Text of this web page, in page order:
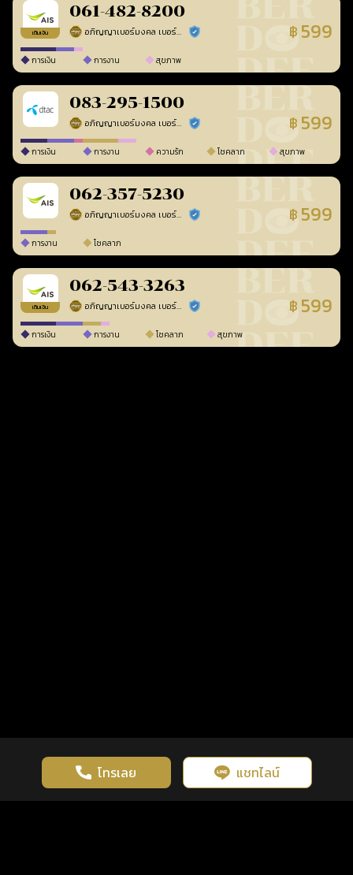
เติมเงิน
061-482-8200
อภิญญาเบอร์มงคล เบอร์สวยเลขศาสตร์ ร้านยืนยันแล้ว ฿ 599
การเงิน การงาน สุขภาพ
083-295-1500
อภิญญาเบอร์มงคล เบอร์สวยเลขศาสตร์ ร้านยืนยันแล้ว ฿ 599
การเงิน การงาน ความรัก โชคลาภ สุขภาพ
062-357-5230
อภิญญาเบอร์มงคล เบอร์สวยเลขศาสตร์ ร้านยืนยันแล้ว ฿ 599
การงาน โชคลาภ
เติมเงิน
062-543-3263
อภิญญาเบอร์มงคล เบอร์สวยเลขศาสตร์ ร้านยืนยันแล้ว ฿ 599
การเงิน การงาน โชคลาภ สุขภาพ
โทรเลย แชทไลน์
เว็บไซต์นี้มีการใช้งานคุกกี้ เพื่อเพิ่มประสิทธิภาพและประสบการณ์ที่ดี
ในการใช้งานเว็บไซต์ นโยบายความเป็นส่วนตัว
รู้ก่อน พร้อมกว่า ทุกจังหวะชีวิต คลิกดูดวงฟรี